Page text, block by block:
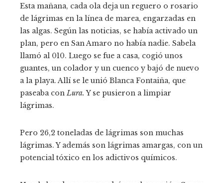
Esta mañana, cada ola deja un reguero o rosario
de lágrimas en la línea de marea, engarzadas en
las algas. Según las noticias, se había activado un
plan, pero en San Amaro no había nadie. Sabela
llamó al 010. Luego se fue a casa, cogió unos
guantes, un colador y un cuenco y bajó de nuevo
a la playa. Allí se le unió Blanca Fontaiña, que
paseaba conLura. Y se pusieron a limpiar
lágrimas.
Pero 26,2 toneladas de lágrimas son muchas
lágrimas. Y además son lágrimas amargas, con un
potencial tóxico en los adictivos químicos.